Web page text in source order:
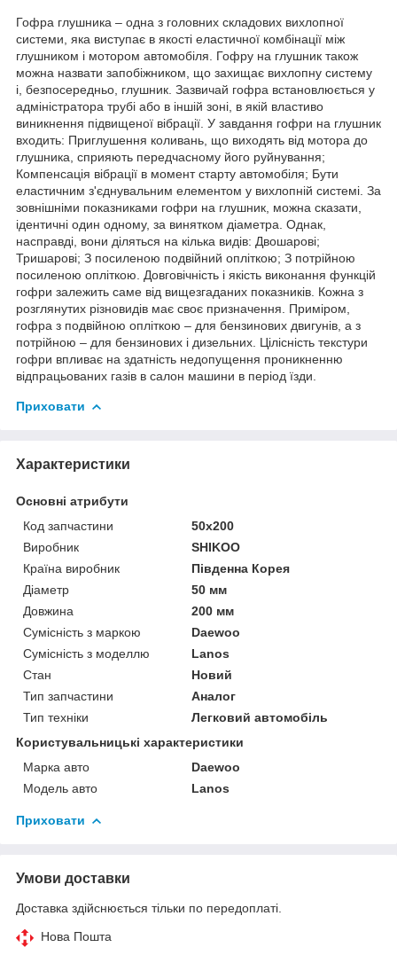
Гофра глушника – одна з головних складових вихлопної
системи, яка виступає в якості еластичної комбінації між
глушником і мотором автомобіля. Гофру на глушник також
можна назвати запобіжником, що захищає вихлопну систему
і, безпосередньо, глушник. Зазвичай гофра встановлюється у
адміністратора трубі або в іншій зоні, в якій властиво
виникнення підвищеної вібрації. У завдання гофри на глушник
входить: Приглушення коливань, що виходять від мотора до
глушника, сприяють передчасному його руйнування;
Компенсація вібрації в момент старту автомобіля; Бути
еластичним з'єднувальним елементом у вихлопній системі. За
зовнішніми показниками гофри на глушник, можна сказати,
ідентичні один одному, за винятком діаметра. Однак,
насправді, вони діляться на кілька видів: Двошарові;
Тришарові; З посиленою подвійний опліткою; З потрійною
посиленою опліткою. Довговічність і якість виконання функцій
гофри залежить саме від вищезгаданих показників. Кожна з
розглянутих різновидів має своє призначення. Приміром,
гофра з подвійною опліткою – для бензинових двигунів, а з
потрійною – для бензинових і дизельних. Цілісність текстури
гофри впливає на здатність недопущення проникненню
відпрацьованих газів в салон машини в період їзди.
Приховати
Характеристики
Основні атрибути
Код запчастини
50х200
Виробник
SHIKOO
Країна виробник
Південна Корея
Діаметр
50 мм
Довжина
200 мм
Сумісність з маркою
Daewoo
Сумісність з моделлю
Lanos
Стан
Новий
Тип запчастини
Аналог
Тип техніки
Легковий автомобіль
Користувальницькі характеристики
Марка авто
Daewoo
Модель авто
Lanos
Приховати
Умови доставки
Доставка здійснюється тільки по передоплаті.
Нова Пошта